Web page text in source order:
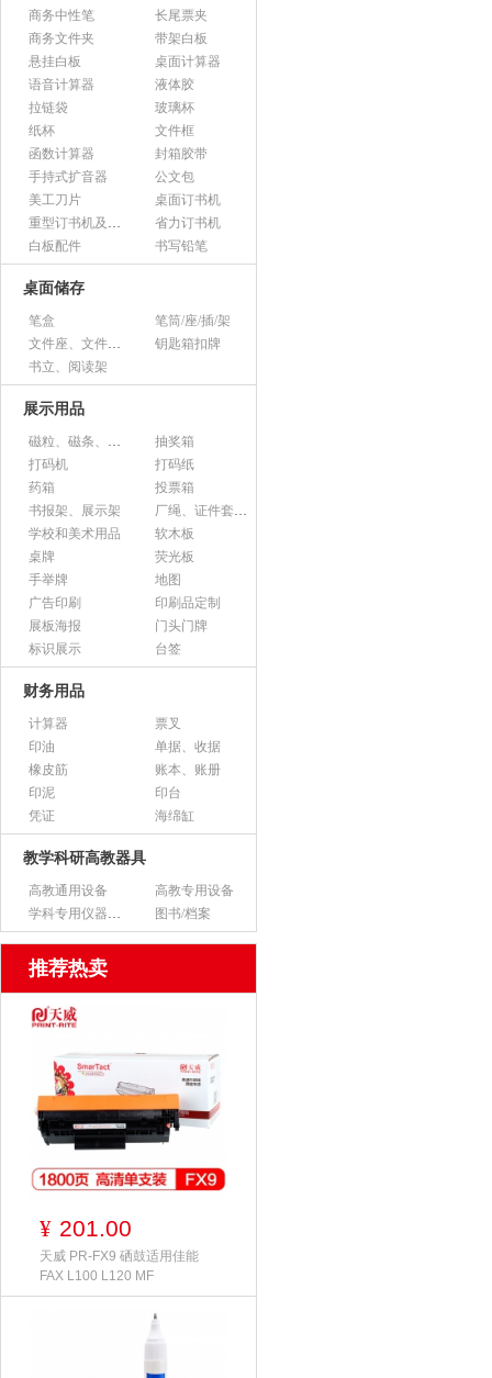
商务中性笔
长尾票夹
商务文件夹
带架白板
悬挂白板
桌面计算器
语音计算器
液体胶
拉链袋
玻璃杯
纸杯
文件框
函数计算器
封箱胶带
手持式扩音器
公文包
美工刀片
桌面订书机
重型订书机及其它
省力订书机
白板配件
书写铅笔
桌面储存
笔盒
笔筒/座/插/架
文件座、文件架、文件框
钥匙箱扣牌
书立、阅读架
展示用品
磁粒、磁条、磁片
抽奖箱
打码机
打码纸
药箱
投票箱
书报架、展示架
厂绳、证件套、卡套
学校和美术用品
软木板
桌牌
荧光板
手举牌
地图
广告印刷
印刷品定制
展板海报
门头门牌
标识展示
台签
财务用品
计算器
票叉
印油
单据、收据
橡皮筋
账本、账册
印泥
印台
凭证
海绵缸
教学科研高教器具
高教通用设备
高教专用设备
学科专用仪器设备
图书/档案
推荐热卖
¥ 201.00
天威 PR-FX9 硒鼓适用佳能
FAX L100 L120 MF